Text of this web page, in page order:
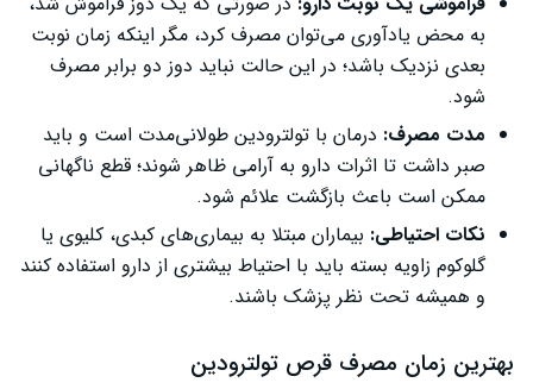
به محض یادآوری می‌توان مصرف کرد، مگر اینکه زمان نوبت
بعدی نزدیک باشد؛ در این حالت نباید دوز دو برابر مصرف
شود.
مدت مصرف: درمان با تولترودین طولانی‌مدت است و باید
صبر داشت تا اثرات دارو به آرامی ظاهر شوند؛ قطع ناگهانی
ممکن است باعث بازگشت علائم شود.
نکات احتیاطی: بیماران مبتلا به بیماری‌های کبدی، کلیوی یا
گلوکوم زاویه بسته باید با احتیاط بیشتری از دارو استفاده کنند
و همیشه تحت نظر پزشک باشند.
بهترین زمان مصرف قرص تولترودین